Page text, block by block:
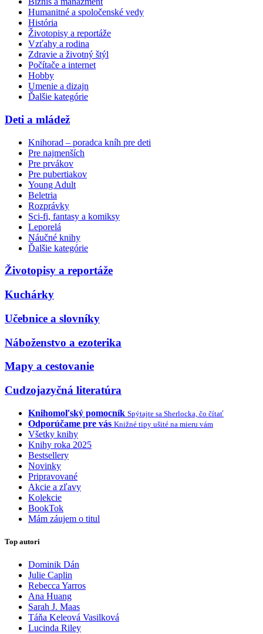
Humanitné a spoločenské vedy
História
Životopisy a reportáže
Vzťahy a rodina
Zdravie a životný štýl
Počítače a internet
Hobby
Umenie a dizajn
Ďalšie kategórie
Deti a mládež
Knihorad – poradca kníh pre deti
Pre najmenších
Pre prvákov
Pre pubertiakov
Young Adult
Beletria
Rozprávky
Sci-fi, fantasy a komiksy
Leporelá
Náučné knihy
Ďalšie kategórie
Životopisy a reportáže
Kuchárky
Učebnice a slovníky
Náboženstvo a ezoterika
Mapy a cestovanie
Cudzojazyčná literatúra
Knihomoľský pomocník Spýtajte sa Sherlocka, čo čítať
Odporúčame pre vás Knižné tipy ušité na mieru vám
Všetky knihy
Knihy roka 2025
Bestsellery
Novinky
Pripravované
Akcie a zľavy
Kolekcie
BookTok
Mám záujem o titul
Top autori
Dominik Dán
Julie Caplin
Rebecca Yarros
Ana Huang
Sarah J. Maas
Táňa Keleová Vasilková
Lucinda Riley